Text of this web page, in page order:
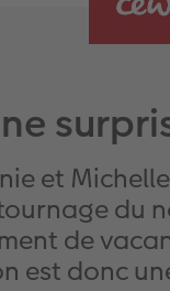
et
du
de
est donc